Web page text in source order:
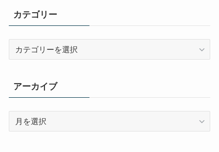
カテゴリー
リ
ー
アーカイブ